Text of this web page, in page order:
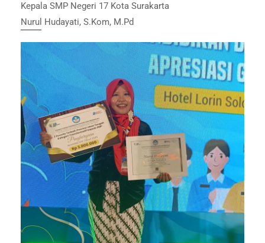
Kepala SMP Negeri 17 Kota Surakarta
Nurul Hudayati, S.Kom, M.Pd